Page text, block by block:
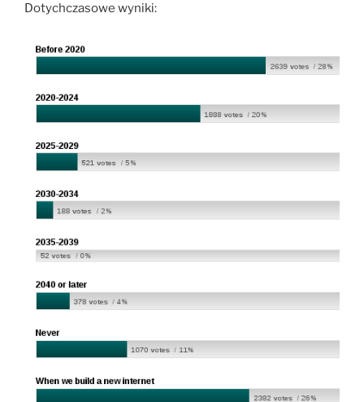
Dotychczasowe wyniki: